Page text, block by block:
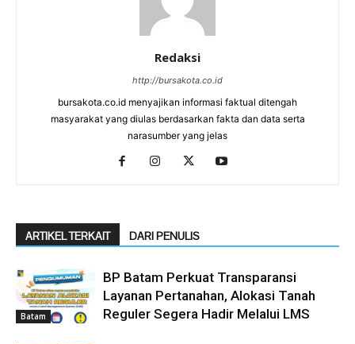
Redaksi
http://bursakota.co.id
bursakota.co.id menyajikan informasi faktual ditengah
masyarakat yang diulas berdasarkan fakta dan data serta
narasumber yang jelas
ARTIKEL TERKAIT DARI PENULIS
Batam
BP Batam Perkuat Transparansi
Layanan Pertanahan, Alokasi Tanah
Reguler Segera Hadir Melalui LMS